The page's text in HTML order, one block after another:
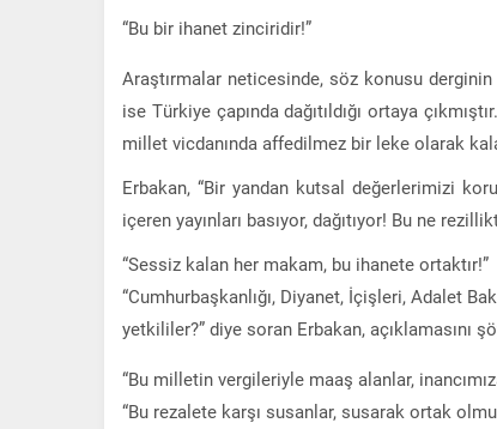
“Bu bir ihanet zinciridir!”
Araştırmalar neticesinde, söz konusu derginin
ise Türkiye çapında dağıtıldığı ortaya
millet vicdanında affedilmez bir leke olarak
Erbakan, “Bir yandan kutsal değerlerimizi
içeren yayınları basıyor, dağıtıyor! Bu ne
“Sessiz kalan her makam, bu ihanete ortaktır!”
“Cumhurbaşkanlığı, Diyanet, İçişleri, Adalet
yetkililer?” diye soran Erbakan, açıklamasını
“Bu milletin vergileriyle maaş alanlar,
“Bu rezalete karşı susanlar, susarak ortak